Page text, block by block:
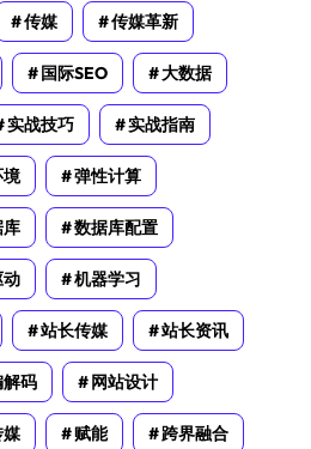
传媒 传媒革新
国际SEO 大数据
实战技巧 实战指南
境 弹性计算
库 数据库配置
动 机器学习
站长传媒 站长资讯
解码 网站设计
媒 赋能 跨界融合